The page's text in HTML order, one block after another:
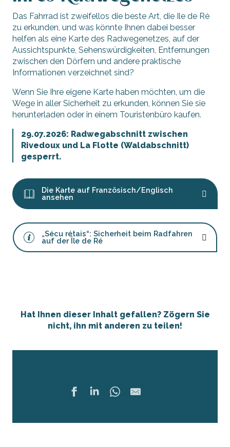
Das Fahrrad ist zweifellos die beste Art, die Ile de Ré
zu erkunden, und was könnte Ihnen dabei besser
helfen als eine Karte des Radwegenetzes, auf der
Aussichtspunkte, Sehenswürdigkeiten, Entfernungen
zwischen den Dörfern und andere praktische
Informationen verzeichnet sind?
Wenn Sie Ihre eigene Karte haben möchten, um die
Wege in aller Sicherheit zu erkunden, können Sie sie
herunterladen oder in einem Touristenbüro kaufen.
29.07.2026: Radwegabschnitt zwischen
Rivedoux und La Flotte (Waldabschnitt)
gesperrt.
Die Karte auf Französisch/Englisch
ansehen
„Sécu rétais“: Sicherheit beim Radfahren
auf der Île de Ré
Hat Ihnen dieser Inhalt gefallen? Zögern Sie
nicht, ihn mit anderen zu teilen!